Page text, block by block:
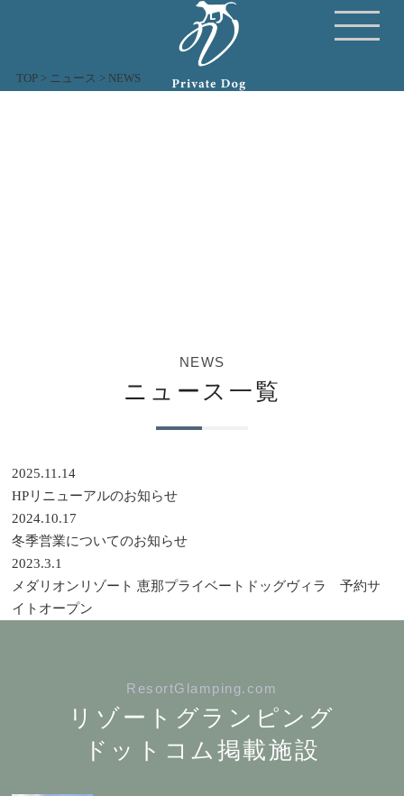
TOP > ニュース > NEWS
NEWS
ニュース一覧
2025.11.14
HPリニューアルのお知らせ
2024.10.17
冬季営業についてのお知らせ
2023.3.1
メダリオンリゾート 恵那プライベートドッグヴィラ 予約サ
イトオープン
ResortGlamping.com
リゾートグランピング
ドットコム掲載施設